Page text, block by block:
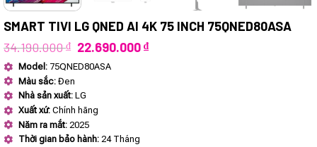
SMART TIVI LG QNED AI 4K 75 INCH 75QNED80ASA
34.190.000₫ Giá
là:
22.690.000₫Giá
Model: 75QNED80ASA
Màu sắc: Đen
Nhà sản xuất: LG
Xuất xứ: Chính hãng
Năm ra mắt: 2025
Thời gian bảo hành: 24 Tháng